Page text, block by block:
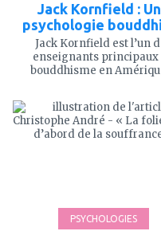
Jack Kornfield :
psychologie
Jack Kornfield est l’un
enseignants principaux
bouddhisme en
mes
favoris
PSYCHOLOGIES